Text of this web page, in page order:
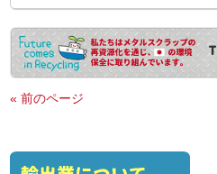
« 前のページ